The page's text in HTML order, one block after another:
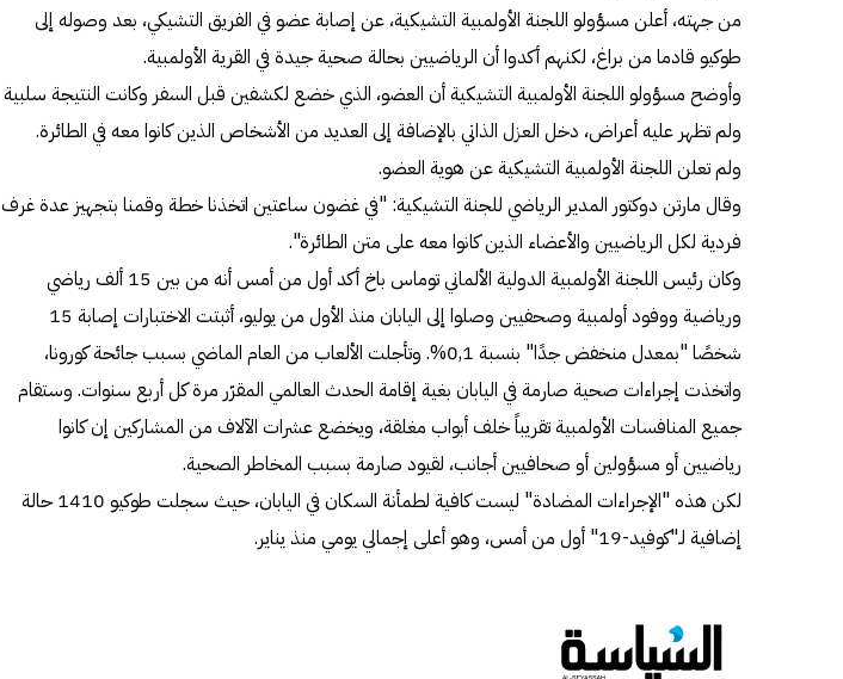
من جهته، أعلن مسؤولو اللجنة الأولمبية التشيكية، عن إصابة عضو في الفريق التشيكي، بعد وصوله إلى
طوكيو قادما من براغ، لكنهم أكدوا أن الرياضيين بحالة صحية جيدة في القرية الأولمبية.
وأوضح مسؤولو اللجنة الأولمبية التشيكية أن العضو، الذي خضع لكشفين قبل السفر وكانت النتيجة سلبية
ولم تظهر عليه أعراض، دخل العزل الذاتي بالإضافة إلى العديد من الأشخاص الذين كانوا معه في الطائرة.
ولم تعلن اللجنة الأولمبية التشيكية عن هوية العضو.
وقال مارتن دوكتور المدير الرياضي للجنة التشيكية: "في غضون ساعتين اتخذنا خطة وقمنا بتجهيز عدة غرف
فردية لكل الرياضيين والأعضاء الذين كانوا معه على متن الطائرة".
وكان رئيس اللجنة الأولمبية الدولية الألماني توماس باخ أكد أول من أمس أنه من بين 15 ألف رياضي
ورياضية ووفود أولمبية وصحفيين وصلوا إلى اليابان منذ الأول من يوليو، أثبتت الاختبارات إصابة 15
شخصًا "بمعدل منخفض جدًا" بنسبة 0,1%. وتأجلت الألعاب من العام الماضي بسبب جائحة كورونا،
واتخذت إجراءات صحية صارمة في اليابان بغية إقامة الحدث العالمي المقرّر مرة كل أربع سنوات. وستقام
جميع المنافسات الأولمبية تقريباً خلف أبواب مغلقة، ويخضع عشرات الآلاف من المشاركين إن كانوا
رياضيين أو مسؤولين أو صحافيين أجانب، لقيود صارمة بسبب المخاطر الصحية.
لكن هذه "الإجراءات المضادة" ليست كافية لطمأنة السكان في اليابان، حيث سجلت طوكيو 1410 حالة
إضافية لـ"كوفيد-19" أول من أمس، وهو أعلى إجمالي يومي منذ يناير.